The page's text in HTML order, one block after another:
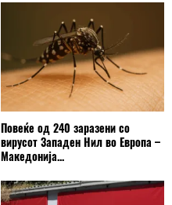
Повеќе од 240 заразени со
вирусот Западен Нил во Европа –
Македонија...